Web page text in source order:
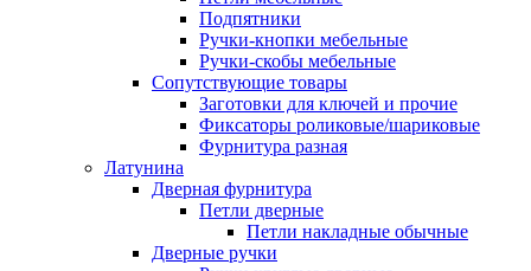
Подпятники
Ручки-кнопки мебельные
Ручки-скобы мебельные
Сопутствующие товары
Заготовки для ключей и прочие
Фиксаторы роликовые/шариковые
Фурнитура разная
Латунина
Дверная фурнитура
Петли дверные
Петли накладные обычные
Дверные ручки